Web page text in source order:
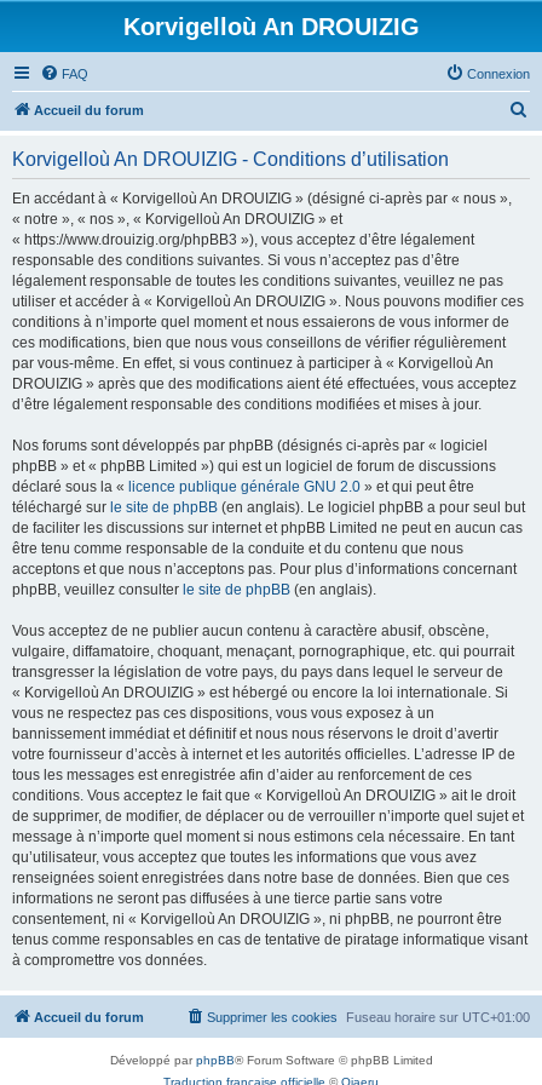
Korvigelloù An DROUIZIG
FAQ Connexion
Accueil du forum
Korvigelloù An DROUIZIG - Conditions d’utilisation
En accédant à « Korvigelloù An DROUIZIG » (désigné ci-après par « nous »,
« notre », « nos », « Korvigelloù An DROUIZIG » et
« https://www.drouizig.org/phpBB3 »), vous acceptez d’être légalement
responsable des conditions suivantes. Si vous n’acceptez pas d’être
légalement responsable de toutes les conditions suivantes, veuillez ne pas
utiliser et accéder à « Korvigelloù An DROUIZIG ». Nous pouvons modifier ces
conditions à n’importe quel moment et nous essaierons de vous informer de
ces modifications, bien que nous vous conseillons de vérifier régulièrement
par vous-même. En effet, si vous continuez à participer à « Korvigelloù An
DROUIZIG » après que des modifications aient été effectuées, vous acceptez
d’être légalement responsable des conditions modifiées et mises à jour.
Nos forums sont développés par phpBB (désignés ci-après par « logiciel
phpBB » et « phpBB Limited ») qui est un logiciel de forum de discussions
déclaré sous la « licence publique générale GNU 2.0 » et qui peut être
téléchargé sur le site de phpBB (en anglais). Le logiciel phpBB a pour seul but
de faciliter les discussions sur internet et phpBB Limited ne peut en aucun cas
être tenu comme responsable de la conduite et du contenu que nous
acceptons et que nous n’acceptons pas. Pour plus d’informations concernant
phpBB, veuillez consulter le site de phpBB (en anglais).
Vous acceptez de ne publier aucun contenu à caractère abusif, obscène,
vulgaire, diffamatoire, choquant, menaçant, pornographique, etc. qui pourrait
transgresser la législation de votre pays, du pays dans lequel le serveur de
« Korvigelloù An DROUIZIG » est hébergé ou encore la loi internationale. Si
vous ne respectez pas ces dispositions, vous vous exposez à un
bannissement immédiat et définitif et nous nous réservons le droit d’avertir
votre fournisseur d’accès à internet et les autorités officielles. L’adresse IP de
tous les messages est enregistrée afin d’aider au renforcement de ces
conditions. Vous acceptez le fait que « Korvigelloù An DROUIZIG » ait le droit
de supprimer, de modifier, de déplacer ou de verrouiller n’importe quel sujet et
message à n’importe quel moment si nous estimons cela nécessaire. En tant
qu’utilisateur, vous acceptez que toutes les informations que vous avez
renseignées soient enregistrées dans notre base de données. Bien que ces
informations ne seront pas diffusées à une tierce partie sans votre
consentement, ni « Korvigelloù An DROUIZIG », ni phpBB, ne pourront être
tenus comme responsables en cas de tentative de piratage informatique visant
à compromettre vos données.
Accueil du forum Fuseau horaire sur UTC+01:00
Supprimer les cookies
Développé parphpBB® Forum Software © phpBB Limited
Traduction française officielle ©Qiaeru